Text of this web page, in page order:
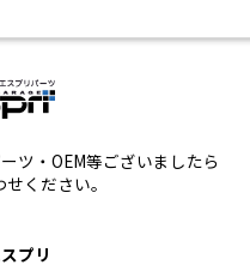
ツ・OEM等ございましたら
ください。
プリ